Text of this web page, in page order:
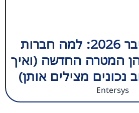
הסלמה בסייבר 2026: למה חברות
הן המטרה החדשה (ואיך
נכונים מצילים אותן)
Entersys